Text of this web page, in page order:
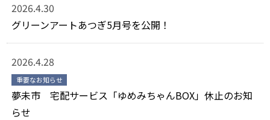
2026.4.30
グリーンアートあつぎ5月号を公開！
2026.4.28
重要なお知らせ
夢未市 宅配サービス「ゆめみちゃんBOX」休止のお知
らせ